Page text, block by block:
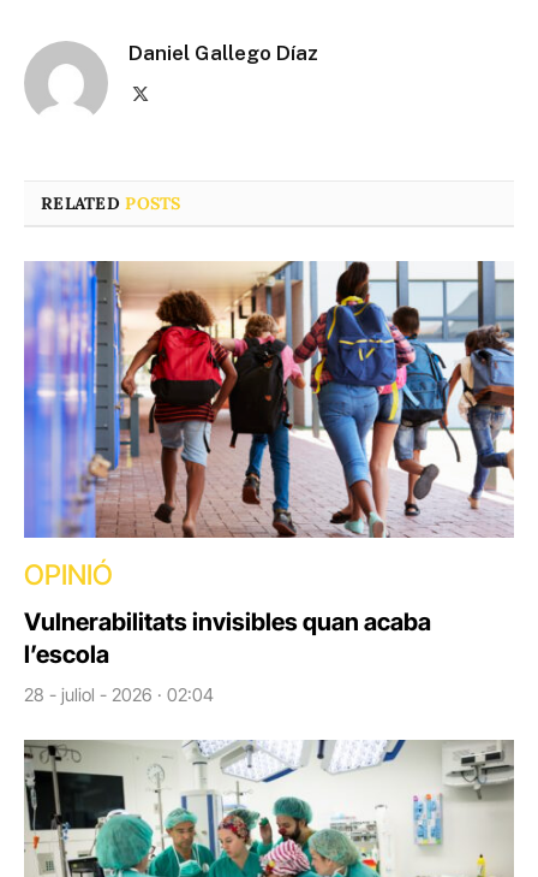
Daniel Gallego Díaz
RELATEDPOSTS
OPINIÓ
Vulnerabilitats invisibles quan acaba
l’escola
28 - juliol - 2026 · 02:04